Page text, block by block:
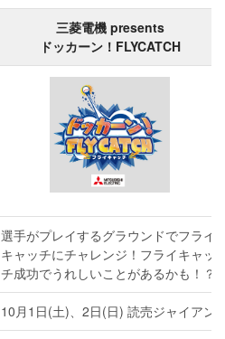
三菱電機 presents
ドッカーン！FLYCATCH
選手がプレイするグラウンドでフライ
キャッチにチャレンジ！フライキャッ
チ成功でうれしいことがあるかも！？
10月1日(土)、2日(日) 読売ジャイアン